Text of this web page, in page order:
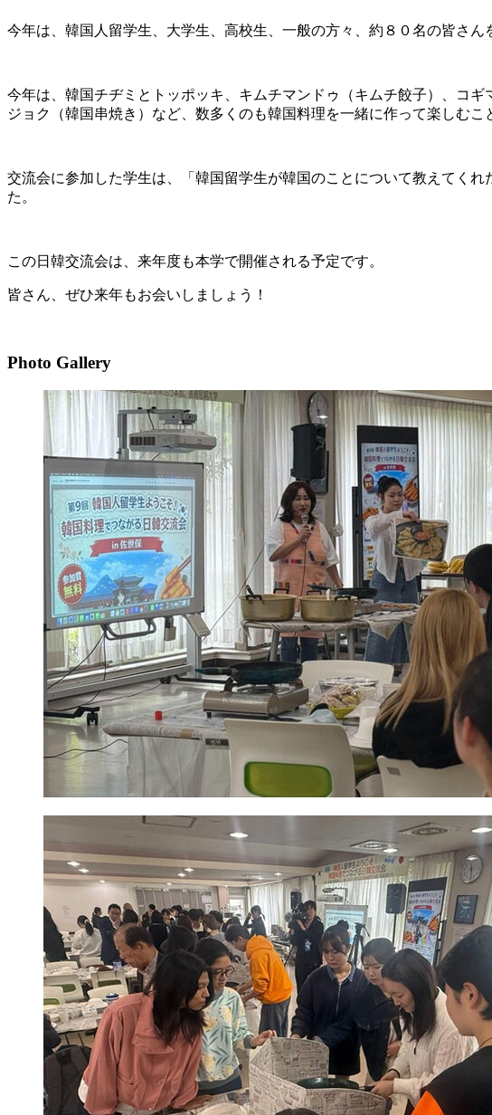
今年は、韓国人留学生、大学生、高校生、一般の方々、約８０名の皆さ
今年は、韓国チヂミとトッポッキ、キムチマンドゥ（キムチ餃子）、コ
ジョク（韓国串焼き）など、数多くのも韓国料理を一緒に作って楽しむこ
交流会に参加した学生は、「韓国留学生が韓国のことについて教えてく
た。
この日韓交流会は、来年度も本学で開催される予定です。
皆さん、ぜひ来年もお会いしましょう！
Photo Gallery